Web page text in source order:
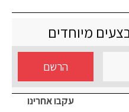
מיוחדים
הרשם
עקבו אחרינו